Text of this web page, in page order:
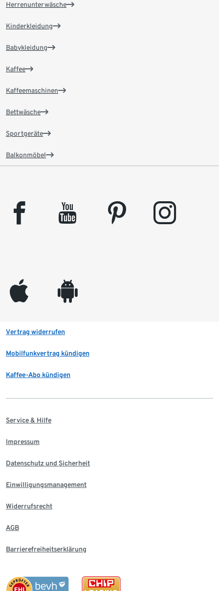
Herrenunterwäsche
Kinderkleidung
Babykleidung
Kaffee
Kaffeemaschinen
Bettwäsche
Sportgeräte
Balkonmöbel
facebook youtube pinterest instagram
appleinc android
Vertrag widerrufen
Mobilfunkvertrag kündigen
Kaffee-Abo kündigen
Service & Hilfe
Impressum
Datenschutz und Sicherheit
Einwilligungsmanagement
Widerrufsrecht
AGB
Barrierefreiheitserklärung